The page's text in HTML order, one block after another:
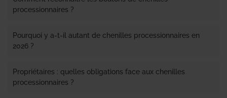
processionnaires ?
Pourquoi y a-t-il autant de chenilles processionnaires en
2026 ?
Propriétaires : quelles obligations face aux chenilles
processionnaires ?